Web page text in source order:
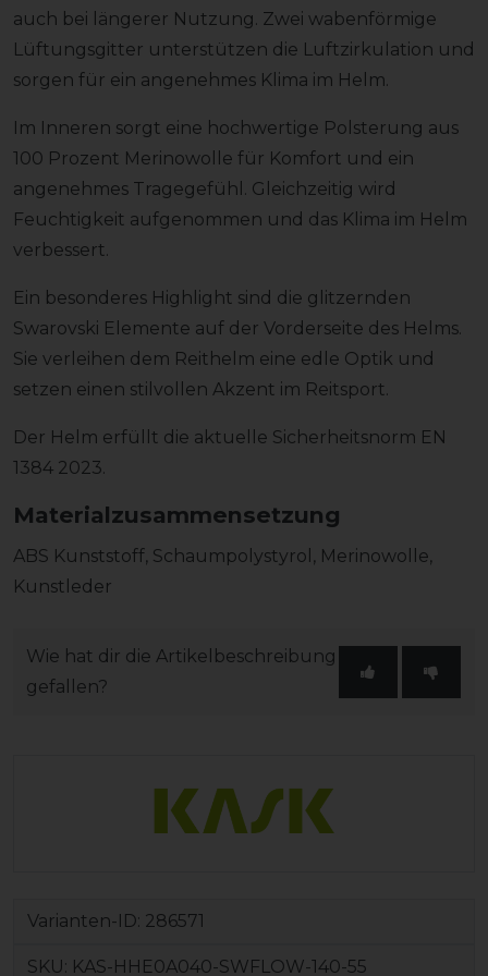
auch bei längerer Nutzung. Zwei wabenförmige
Lüftungsgitter unterstützen die Luftzirkulation und
sorgen für ein angenehmes Klima im Helm.
Im Inneren sorgt eine hochwertige Polsterung aus
100 Prozent Merinowolle für Komfort und ein
angenehmes Tragegefühl. Gleichzeitig wird
Feuchtigkeit aufgenommen und das Klima im Helm
verbessert.
Ein besonderes Highlight sind die glitzernden
Swarovski Elemente auf der Vorderseite des Helms.
Sie verleihen dem Reithelm eine edle Optik und
setzen einen stilvollen Akzent im Reitsport.
Der Helm erfüllt die aktuelle Sicherheitsnorm EN
1384 2023.
Materialzusammensetzung
ABS Kunststoff, Schaumpolystyrol, Merinowolle,
Kunstleder
Wie hat dir die Artikelbeschreibung
gefallen?
Varianten-ID: 286571
SKU: KAS-HHE0A040-SWFLOW-140-55